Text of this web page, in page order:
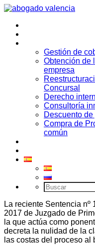
Gestión de
Obtención de
empresa
Concursal
Derecho
Consultoría
Descuento
Compra de
común
La reciente Sentencia
2017 de Juzgado de
la que actúa como
decreta la nulidad de la
las costas del proceso al